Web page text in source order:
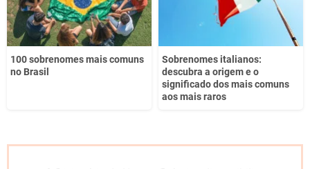
100 sobrenomes mais comuns
no Brasil
Sobrenomes italianos:
descubra a origem e o
significado dos mais comuns
aos mais raros